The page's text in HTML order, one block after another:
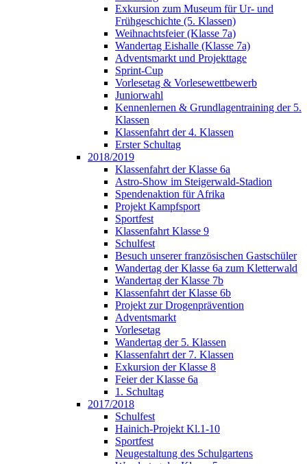
Exkursion zum Museum für Ur- und
Frühgeschichte (5. Klassen)
Weihnachtsfeier (Klasse 7a)
Wandertag Eishalle (Klasse 7a)
Adventsmarkt und Projekttage
Sprint-Cup
Vorlesetag & Vorlesewettbewerb
Juniorwahl
Kennenlernen & Grundlagentraining der 5.
Klassen
Klassenfahrt der 4. Klassen
Erster Schultag
2018/2019
Klassenfahrt der Klasse 6a
Astro-Show im Steigerwald-Stadion
Spendenaktion für Afrika
Projekt Kampfsport
Sportfest
Klassenfahrt Klasse 9
Schulfest
Besuch unserer französischen Gastschüler
Wandertag der Klasse 6a zum Kletterwald
Wandertag der Klasse 7b
Klassenfahrt der Klasse 6b
Projekt zur Drogenprävention
Adventsmarkt
Vorlesetag
Wandertag der 5. Klassen
Klassenfahrt der 7. Klassen
Exkursion der Klasse 8
Feier der Klasse 6a
1. Schultag
2017/2018
Schulfest
Hainich-Projekt Kl.1-10
Sportfest
Neugestaltung des Schulgartens